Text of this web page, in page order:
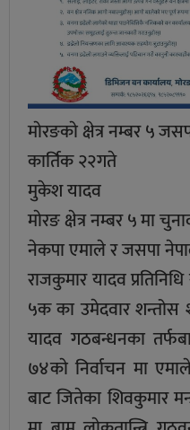
माेरङकाे क्षेत्र नम्बर ५
कार्तिक २२गते
मुकेश यादव
माेरङ क्षेत्र नम्बर ५ मा
नेकपा एमाले र जसपा
राजकुमार यादव
५क का उमेदवार शन्तोस
यादव गठबन्धनका
७४काे निर्वाचन मा
बाट जितेका शिवकुमार